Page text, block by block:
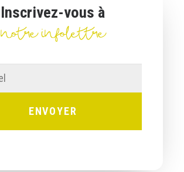
Inscrivez-vous à
notre infolettre